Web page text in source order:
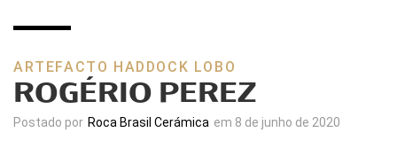
ARTEFACTO HADDOCK LOBO
ROGÉRIO PEREZ
Postado por Roca Brasil Cerámica em 8 de junho de 2020